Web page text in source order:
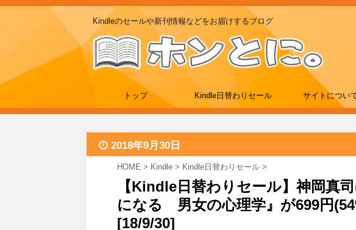
Kindleのセールや新刊情報などをお届けするブログ
トップ Kindle日替わりセール サイトについ
2018年9月30日
HOME > Kindle > Kindle日替わりセール >
【Kindle日替わりセール】神岡真
になる 男女の心理学』が699円
[18/9/30]